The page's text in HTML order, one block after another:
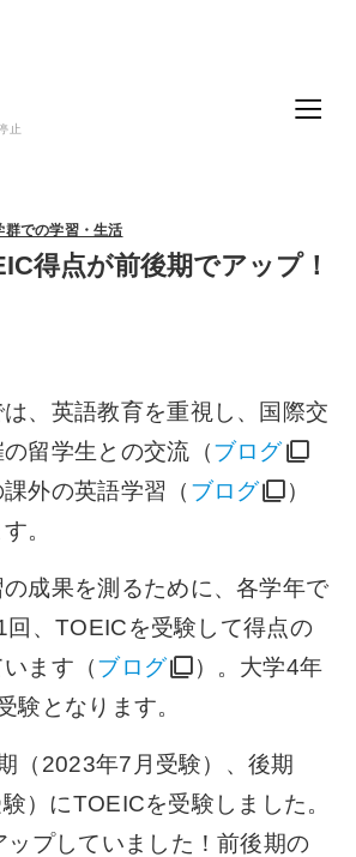
止
群での学習・生活
得点が前後期でアップ！
、英語教育を重視し、国際交
留学生との交流（ブログ
外の英語学習（ ブログ
）
。
成果を測るために、各学年で
回、TOEICを受験して得点の
ます（ブログ
）。大学4年
験となります。
（2023年7月受験）、後期
）にTOEICを受験しました。
プしていました！前後期の